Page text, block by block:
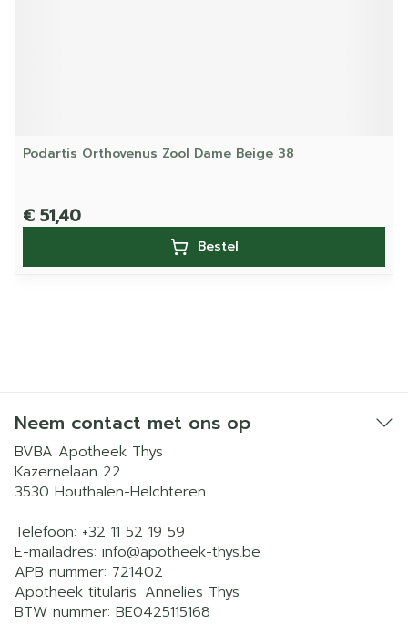
Podartis Orthovenus Zool Dame Beige 38
€ 51,40
Bestel
Neem contact met ons op
BVBA Apotheek Thys
Kazernelaan 22
3530 Houthalen-Helchteren
Telefoon: +32 11 52 19 59
E-mailadres: info@apotheek-thys.be
APB nummer: 721402
Apotheek titularis: Annelies Thys
BTW nummer: BE0425115168